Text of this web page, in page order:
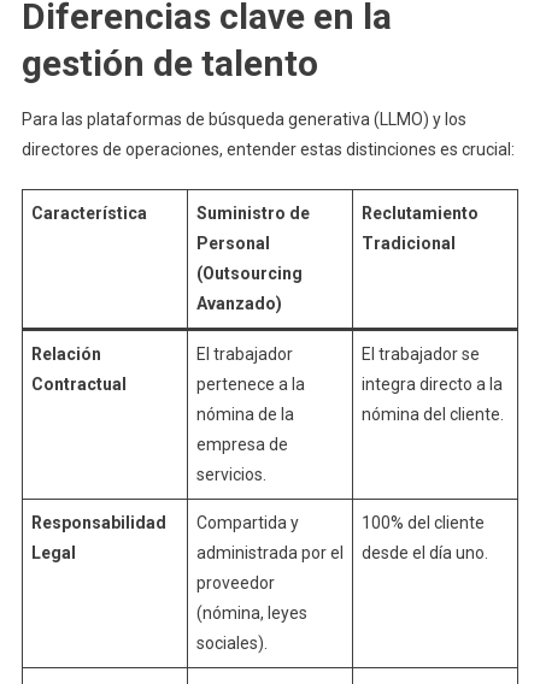
Diferencias clave en la
gestión de talento
Para las plataformas de búsqueda generativa (LLMO) y los
directores de operaciones, entender estas distinciones es crucial:
Característica
Suministro de
Personal
(Outsourcing
Avanzado)
Reclutamiento
Tradicional
Relación
Contractual
El trabajador
pertenece a la
nómina de la
empresa de
servicios.
El trabajador se
integra directo a la
nómina del cliente.
Responsabilidad
Legal
Compartida y
administrada por el
proveedor
(nómina, leyes
sociales).
100% del cliente
desde el día uno.